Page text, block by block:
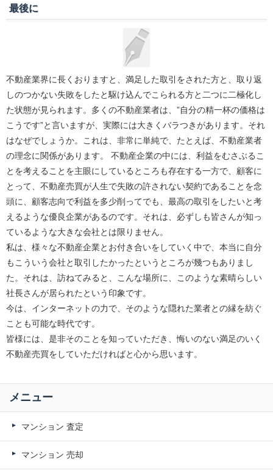
最後に
不動産業界に長くおりますと、満足した取引をされた方と、取り返
しのつかない失敗をしたと駆け込んでこられる方と二つに二極化し
た状態が見られます。多くの不動産業者は、”自分の精一杯の価格は
こうです”と言いますが、実際には大きくバラつきがあります。それ
はなぜでしょうか。これは、非常に単純で、たとえば、不動産業者
の理念に関係があります。 不動産企業の中には、利益をむさぶるこ
とを考えることを主眼にしているところも存在する一方で、顧客に
とって、不動産売買が人生で失敗の許されない契約であることを念
頭に、顧客志向で利益を多少削ってでも、最高の取引をしたいと考
えるような優良企業があるのです。それは、必ずしも皆さんが知っ
ているような大きな会社とは限りません。
私は、様々な不動産企業とお付き合いをしていく中で、本当に自分
もこういう会社と取引したかったというところが幾つもありまし
た。それは、訪ねてみると、こんな場所に、このような素晴らしい
社長さんが居られたという印象です。
今は、インターネットの力で、そのような隠れた業者との縁を紡ぐ
ことも可能な時代です。
皆様には、是非そのことを知っていただき、悔いのない満足のいく
不動産売買をしていただければと心から思います。
メニュー
マンション 査定
マンション 売却